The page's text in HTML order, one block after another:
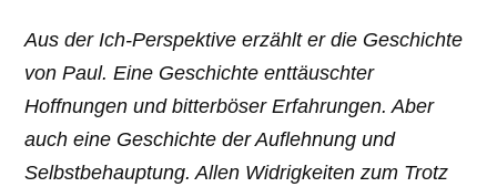
Aus der Ich-Perspektive erzählt er die Geschichte
von Paul. Eine Geschichte enttäuschter
Hoffnungen und bitterböser Erfahrungen. Aber
auch eine Geschichte der Auflehnung und
Selbstbehauptung. Allen Widrigkeiten zum Trotz